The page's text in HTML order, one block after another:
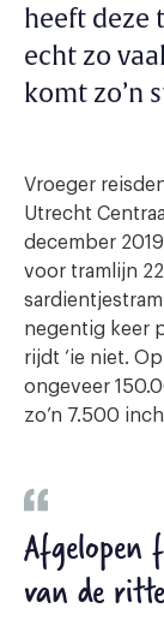
heeft deze
echt zo
komt zo’n
Vroeger
Utrecht
december
voor tramlijn
negentig keer
rijdt ‘ie niet.
ongeveer
zo’n 7.500
Afgelopen
van de